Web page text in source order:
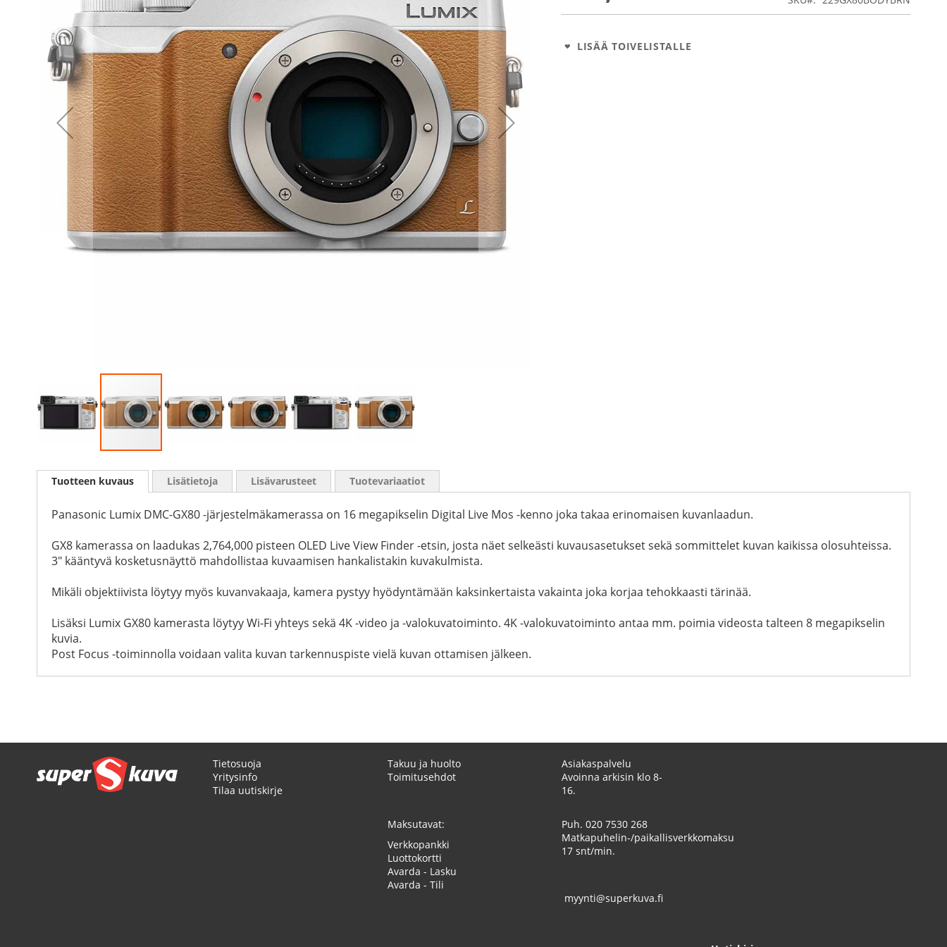
LISÄÄ TOIVELISTALLE
to
images
gallery
Tuotteen kuvaus
Panasonic Lumix DMC-GX80 -järjestelmäkamerassa on 16 megapikselin Digital Live Mos -kenno joka takaa erinomaisen kuvanlaadun.
GX8 kamerassa on laadukas 2,764,000 pisteen OLED Live View Finder -etsin, josta näet selkeästi kuvausasetukset sekä sommittelet kuvan kaikissa olosuhteissa.
3" kääntyvä kosketusnäyttö mahdollistaa kuvaamisen hankalistakin kuvakulmista.
Mikäli objektiivista löytyy myös kuvanvakaaja, kamera pystyy hyödyntämään kaksinkertaista vakainta joka korjaa tehokkaasti tärinää.
Lisäksi Lumix GX80 kamerasta löytyy Wi-Fi yhteys sekä 4K -video ja -valokuvatoiminto. 4K -valokuvatoiminto antaa mm. poimia videosta talteen 8 megapikselin
kuvia.
Post Focus -toiminnolla voidaan valita kuvan tarkennuspiste vielä kuvan ottamisen jälkeen.
Lisätietoja Lisävarusteet Tuotevariaatiot
Tietosuoja
Yritysinfo
Tilaa uutiskirje
Takuu ja huolto
Toimitusehdot
Maksutavat:
Verkkopankki
Luottokortti
Avarda - Lasku
Avarda - Tili
Asiakaspalvelu
Avoinna arkisin klo 8-
16.
Puh. 020 7530 268
Matkapuhelin-/paikallisverkkomaksu
17 snt/min.
myynti@superkuva.fi